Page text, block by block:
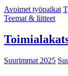
Avoimet työpaikat
Teemat & liitteet
Suurimmat 2025